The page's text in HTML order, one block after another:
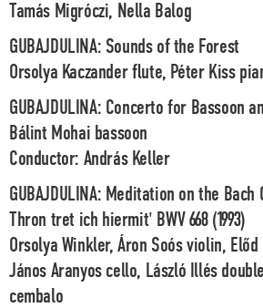
Tamás Migróczi, Nella Balog
GUBAJDULINA: Sounds of the Forest
Orsolya Kaczander flute, Péter Kiss
GUBAJDULINA: Concerto for Bassoon
Bálint Mohai bassoon
Conductor: András Keller
GUBAJDULINA: Meditation on the Bach
Thron tret ich hiermit' BWV 668 (1993)
Orsolya Winkler, Áron Soós violin,
János Aranyos cello, László Illés
cembalo